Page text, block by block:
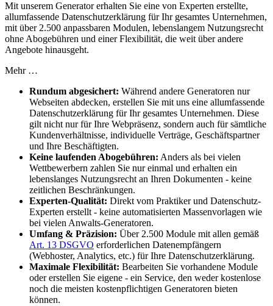
Mit unserem Generator erhalten Sie eine von Experten erstellte,
allumfassende Datenschutzerklärung für Ihr gesamtes Unternehmen,
mit über 2.500 anpassbaren Modulen, lebenslangem Nutzungsrecht
ohne Abogebühren und einer Flexibilität, die weit über andere
Angebote hinausgeht.
Mehr …
Rundum abgesichert: Während andere Generatoren nur
Webseiten abdecken, erstellen Sie mit uns eine allumfassende
Datenschutzerklärung für Ihr gesamtes Unternehmen. Diese
gilt nicht nur für Ihre Webpräsenz, sondern auch für sämtliche
Kundenverhältnisse, individuelle Verträge, Geschäftspartner
und Ihre Beschäftigten.
Keine laufenden Abogebühren: Anders als bei vielen
Wettbewerbern zahlen Sie nur einmal und erhalten ein
lebenslanges Nutzungsrecht an Ihren Dokumenten - keine
zeitlichen Beschränkungen.
Experten-Qualität: Direkt vom Praktiker und Datenschutz-
Experten erstellt - keine automatisierten Massenvorlagen wie
bei vielen Anwalts-Generatoren.
Umfang & Präzision: Über 2.500 Module mit allen gemäß
Art. 13 DSGVO erforderlichen Datenempfängern
(Webhoster, Analytics, etc.) für Ihre Datenschutzerklärung.
Maximale Flexibilität: Bearbeiten Sie vorhandene Module
oder erstellen Sie eigene - ein Service, den weder kostenlose
noch die meisten kostenpflichtigen Generatoren bieten
können.